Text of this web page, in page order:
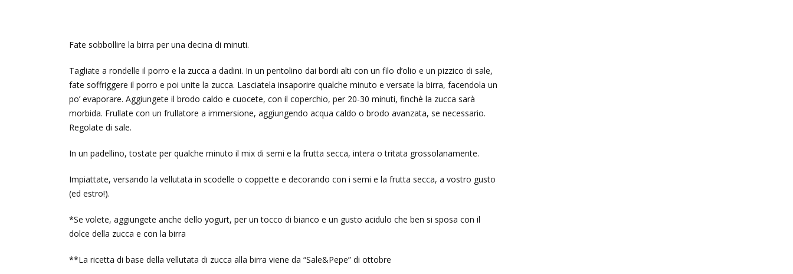
Fate sobbollire la birra per una decina di minuti.
Tagliate a rondelle il porro e la zucca a dadini. In un pentolino dai bordi alti con un filo d’olio e un pizzico di sale,
fate soffriggere il porro e poi unite la zucca. Lasciatela insaporire qualche minuto e versate la birra, facendola un
po’ evaporare. Aggiungete il brodo caldo e cuocete, con il coperchio, per 20-30 minuti, finchè la zucca sarà
morbida. Frullate con un frullatore a immersione, aggiungendo acqua caldo o brodo avanzata, se necessario.
Regolate di sale.
In un padellino, tostate per qualche minuto il mix di semi e la frutta secca, intera o tritata grossolanamente.
Impiattate, versando la vellutata in scodelle o coppette e decorando con i semi e la frutta secca, a vostro gusto
(ed estro!).
*Se volete, aggiungete anche dello yogurt, per un tocco di bianco e un gusto acidulo che ben si sposa con il
dolce della zucca e con la birra
**La ricetta di base della vellutata di zucca alla birra viene da “Sale&Pepe” di ottobre